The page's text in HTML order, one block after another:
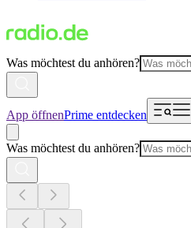
Was möchtest du anhören?
App öffnenPrime entdecken
Was möchtest du anhören?